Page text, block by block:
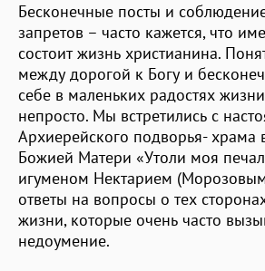
Бесконечные посты и
запретов – часто кажется, что
состоит жизнь христианина.
между дорогой к Богу и
себе в маленьких радостях
непросто. Мы встретились с
Архиерейского подворья- храма
Божией Матери «Утоли моя
игуменом Нектарием
ответы на вопросы о тех
жизни, которые очень часто
недоумение.